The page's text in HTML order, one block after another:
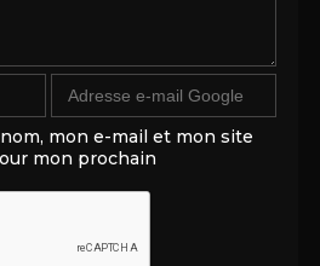
mon e-mail et mon site
mon prochain